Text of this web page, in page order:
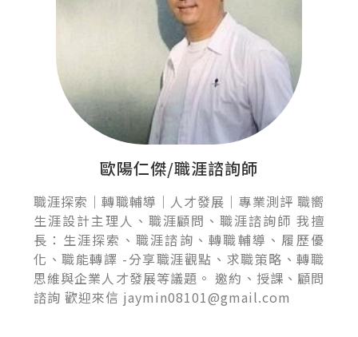
歐陽仁傑/職涯諮詢師
職涯探索｜轉職輔導｜人才發展｜專業測評 職嚮
生涯設計主理人、職涯顧問、職涯諮詢師 我擅
長：生涯探索、職涯諮詢、轉職輔導、履歷優
化、職能轉譯 -分享職涯觀點、求職策略、轉職
思維與企業人才發展等議題。 邀約、授課、顧問
諮詢 歡迎來信 jaymin08101@gmail.com